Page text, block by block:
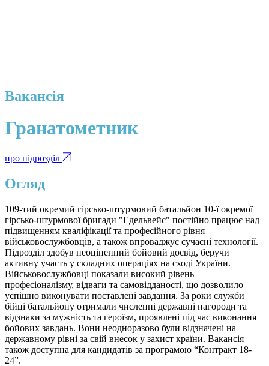
Вакансія
Гранатометник
про підрозділ
Огляд
109-тий окремий гірсько-штурмовий батальйон 10-ї окремої
гірсько-штурмової бригади "Едельвейс" постійно працює над
підвищенням кваліфікації та професійного рівня
військовослужбовців, а також впроваджує сучасні технології.
Підрозділ здобув неоціненний бойовий досвід, беручи
активну участь у складних операціях на сході України.
Військовослужбовці показали високий рівень
професіоналізму, відваги та самовідданості, що дозволило
успішно виконувати поставлені завдання. За роки служби
бійці батальйону отримали численні державні нагороди та
відзнаки за мужність та героїзм, проявлені під час виконання
бойових завдань. Вони неодноразово були відзначені на
державному рівні за свій внесок у захист країни. Вакансія
також доступна для кандидатів за програмою “Контракт 18-
24”.